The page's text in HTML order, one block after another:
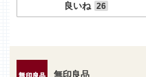
良いね 26
無印良品